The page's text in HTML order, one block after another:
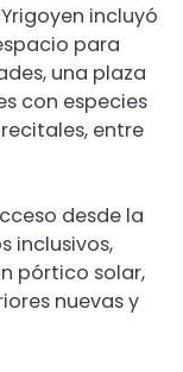
incluyó
para
una plaza
con especies
entre
desde la
inclusivos,
pórtico solar,
nuevas y